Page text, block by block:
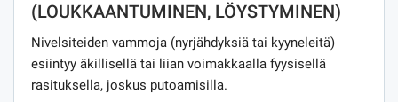
(LOUKKAANTUMINEN, LÖYSTYMINEN)
Nivelsiteiden vammoja (nyrjähdyksiä tai kyyneleitä)
esiintyy äkillisellä tai liian voimakkaalla fyysisellä
rasituksella, joskus putoamisilla.